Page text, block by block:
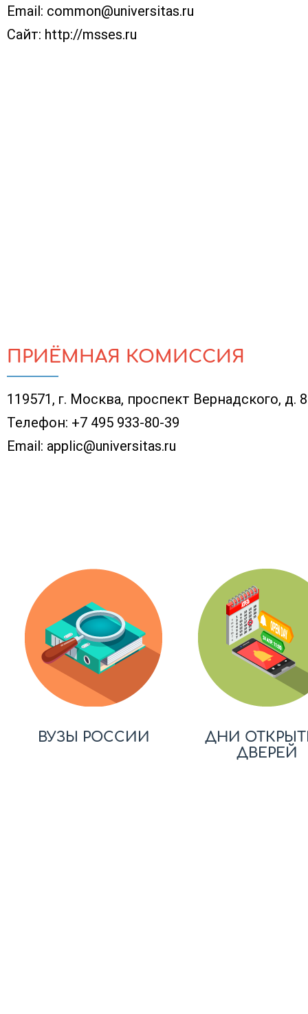
Email: common@universitas.ru
Сайт: http://msses.ru
ПРИЁМНАЯ КОМИССИЯ
119571, г. Москва, проспект Вернадского, д.
Телефон: +7 495 933-80-39
Email: applic@universitas.ru
ВУЗЫ РОССИИ
ДНИ
ДВЕРЕЙ